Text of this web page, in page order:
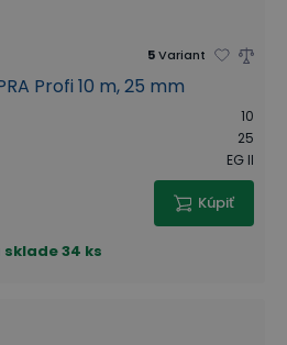
5Variant
Profi 10 m, 25 mm
10
25
EG II
Kúpiť
sklade34 ks